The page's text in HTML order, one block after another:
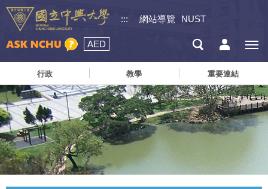
::: 網站導覽 NUST
AED
行政 教學 重要連結